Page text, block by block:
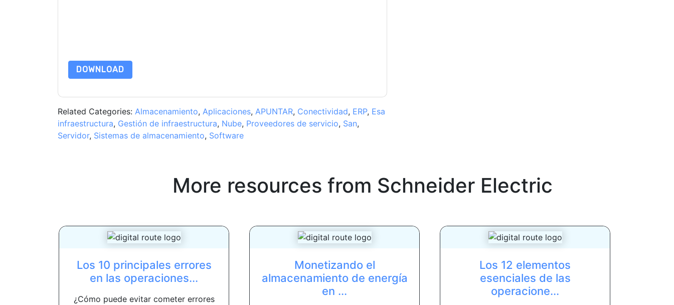
DOWNLOAD
Related Categories: Almacenamiento, Aplicaciones, APUNTAR, Conectividad, ERP, Esa
infraestructura, Gestión de infraestructura, Nube, Proveedores de servicio, San,
Servidor, Sistemas de almacenamiento, Software
More resources from Schneider Electric
Los 10 principales errores
en las operaciones...
¿Cómo puede evitar cometer errores
Monetizando el
almacenamiento de energía
en ...
Los 12 elementos
esenciales de las
operacione...